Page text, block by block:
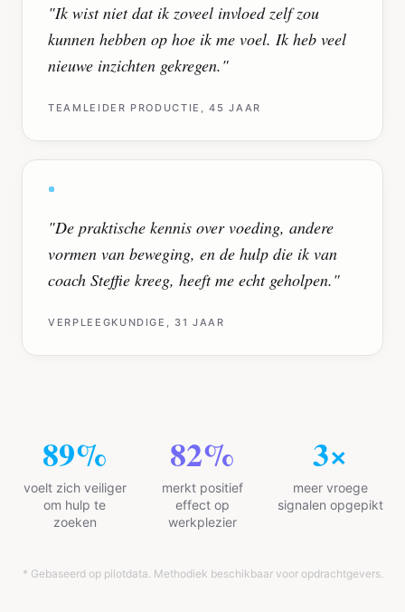
"Ik wist niet dat ik zoveel invloed zelf zou
kunnen hebben op hoe ik me voel. Ik heb veel
nieuwe inzichten gekregen."
TEAMLEIDER PRODUCTIE, 45 JAAR
"De praktische kennis over voeding, andere
vormen van beweging, en de hulp die ik van
coach Steffie kreeg, heeft me echt geholpen."
VERPLEEGKUNDIGE, 31 JAAR
94%
voelt zich veiliger
om hulp te
zoeken
87%
merkt positief
effect op
werkplezier
3×
meer vroege
signalen opgepikt
* Gebaseerd op pilotdata. Methodiek beschikbaar voor opdrachtgevers.